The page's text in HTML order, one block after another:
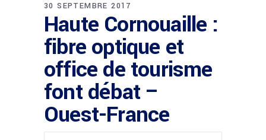
30 SEPTEMBRE 2017
Haute Cornouaille :
fibre optique et
office de tourisme
font débat –
Ouest-France